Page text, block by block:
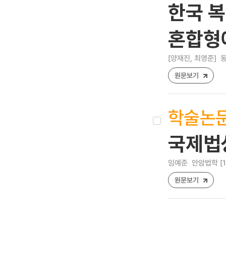
한국
혼합
[양재진, 최영준]
원문보기
학술논
국제
임예준 안암법학
원문보기